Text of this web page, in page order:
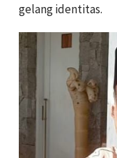
gelang identitas.